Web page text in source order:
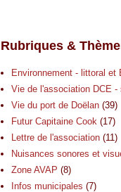
Rubriques &
Environnement - littoral et
Vie de l'association DCE -
Vie du port de Doëlan (39)
Futur Capitaine Cook (17)
Lettre de l'association (11)
Nuisances sonores et
Zone AVAP (8)
Infos municipales (7)